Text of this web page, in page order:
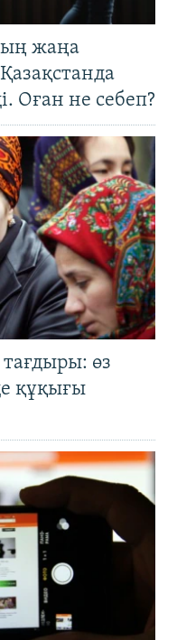
жаңа
Оған не себеп?
өз
құқығы